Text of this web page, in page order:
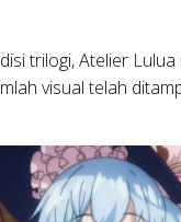
trilogi, Atelier
visual telah